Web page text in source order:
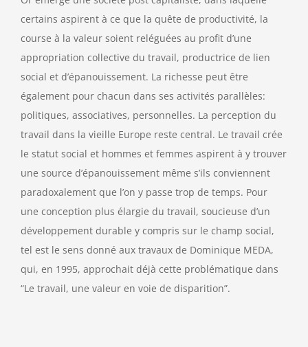
certains aspirent à ce que la quête de productivité, la
course à la valeur soient reléguées au profit d’une
appropriation collective du travail, productrice de lien
social et d’épanouissement. La richesse peut être
également pour chacun dans ses activités parallèles:
politiques, associatives, personnelles. La perception du
travail dans la vieille Europe reste central. Le travail crée
le statut social et hommes et femmes aspirent à y trouver
une source d’épanouissement même s’ils conviennent
paradoxalement que l’on y passe trop de temps. Pour
une conception plus élargie du travail, soucieuse d’un
développement durable y compris sur le champ social,
tel est le sens donné aux travaux de Dominique MEDA,
qui, en 1995, approchait déjà cette problématique dans
“Le travail, une valeur en voie de disparition”.